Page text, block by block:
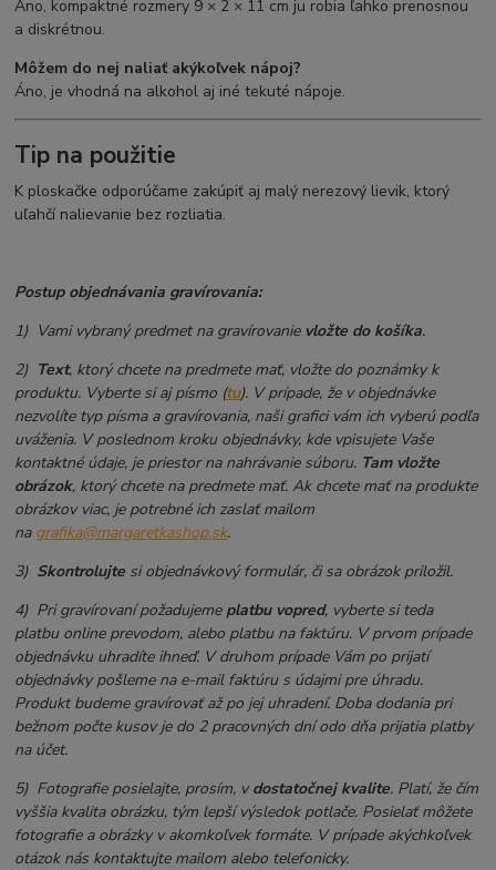
Áno, kompaktné rozmery 9 × 2 × 11 cm ju robia ľahko prenosnou
a diskrétnou.
Môžem do nej naliať akýkoľvek nápoj?
Áno, je vhodná na alkohol aj iné tekuté nápoje.
Tip na použitie
K ploskačke odporúčame zakúpiť aj malý nerezový lievik, ktorý
uľahčí nalievanie bez rozliatia.
Postup objednávania gravírovania:
1) Vami vybraný predmet na gravírovanie vložte do košíka.
2) Text, ktorý chcete na predmete mať, vložte do poznámky k
produktu. Vyberte si aj písmo (tu). V prípade, že v objednávke
nezvolíte typ písma a gravírovania, naši grafici vám ich vyberú podľa
uváženia. V poslednom kroku objednávky, kde vpisujete Vaše
kontaktné údaje, je priestor na nahrávanie súboru. Tam vložte
obrázok, ktorý chcete na predmete mať. Ak chcete mať na produkte
obrázkov viac, je potrebné ich zaslať mailom
na grafika@margaretkashop.sk.
3) Skontrolujte si objednávkový formulár, či sa obrázok priložil.
4) Pri gravírovaní požadujeme platbu vopred, vyberte si teda
platbu online prevodom, alebo platbu na faktúru. V prvom prípade
objednávku uhradíte ihneď. V druhom prípade Vám po prijatí
objednávky pošleme na e-mail faktúru s údajmi pre úhradu.
Produkt budeme gravírovať až po jej uhradení. Doba dodania pri
bežnom počte kusov je do 2 pracovných dní odo dňa prijatia platby
na účet.
5) Fotografie posielajte, prosím, vdostatočnej kvalite. Platí, že čím
vyššia kvalita obrázku, tým lepší výsledok potlače. Posielať môžete
fotografie a obrázky v akomkoľvek formáte. V prípade akýchkoľvek
otázok nás kontaktujte mailom alebo telefonicky.